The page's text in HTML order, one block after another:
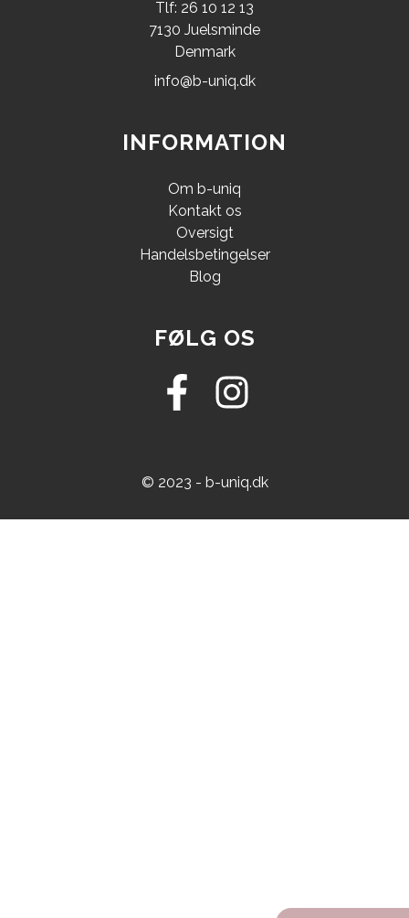
Tlf: 26 10 12 13
7130 Juelsminde
Denmark
info@b-uniq.dk
INFORMATION
Om b-uniq
Kontakt os
Oversigt
Handelsbetingelser
Blog
FØLG OS
© 2023 - b-uniq.dk